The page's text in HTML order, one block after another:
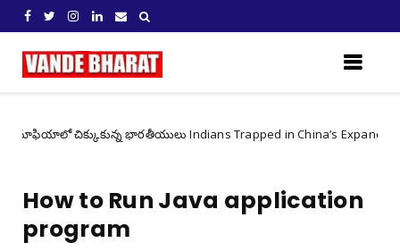
భారతీయులు Indians Trapped in China’s Expanding Cyber
How to Run Java application
program